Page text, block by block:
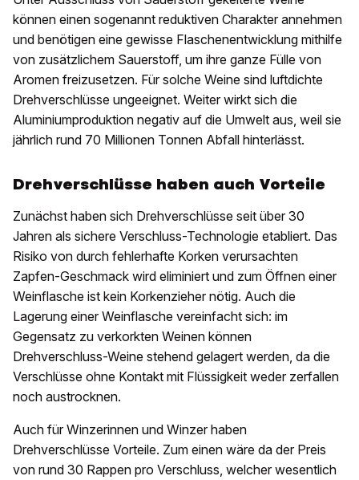
können einen sogenannt reduktiven Charakter annehmen
und benötigen eine gewisse Flaschenentwicklung mithilfe
von zusätzlichem Sauerstoff, um ihre ganze Fülle von
Aromen freizusetzen. Für solche Weine sind luftdichte
Drehverschlüsse ungeeignet. Weiter wirkt sich die
Aluminiumproduktion negativ auf die Umwelt aus, weil sie
jährlich rund 70 Millionen Tonnen Abfall hinterlässt.
Drehverschlüsse haben auch Vorteile
Zunächst haben sich Drehverschlüsse seit über 30
Jahren als sichere Verschluss-Technologie etabliert. Das
Risiko von durch fehlerhafte Korken verursachten
Zapfen-Geschmack wird eliminiert und zum Öffnen einer
Weinflasche ist kein Korkenzieher nötig. Auch die
Lagerung einer Weinflasche vereinfacht sich: im
Gegensatz zu verkorkten Weinen können
Drehverschluss-Weine stehend gelagert werden, da die
Verschlüsse ohne Kontakt mit Flüssigkeit weder zerfallen
noch austrocknen.
Auch für Winzerinnen und Winzer haben
Drehverschlüsse Vorteile. Zum einen wäre da der Preis
von rund 30 Rappen pro Verschluss, welcher wesentlich